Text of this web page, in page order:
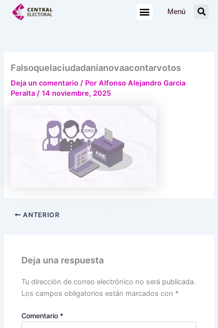
Menú
Falsoquelaciudadanianovaacontarvotos
Deja un comentario / PorAlfonso Alejandro Garcia
Peralta/14 noviembre, 2025
ANTERIOR
Deja una respuesta
Tu dirección de correo electrónico no será publicada.
Los campos obligatorios están marcados con *
Comentario *